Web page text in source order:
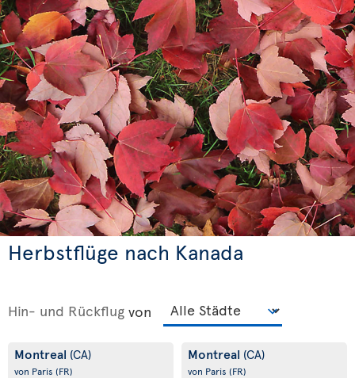
Herbstflüge nach Kanada
Hin- und Rückflug von
Montreal (CA)
von Paris (FR)
Montreal (CA)
von Paris (FR)